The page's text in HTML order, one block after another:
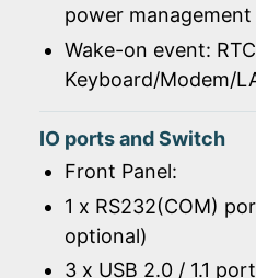
power management
Wake-on event:
Keyboard/Modem/
IO ports and Switch
Front Panel:
1 x RS232(COM)
optional)
3 x USB 2.0 / 1.1